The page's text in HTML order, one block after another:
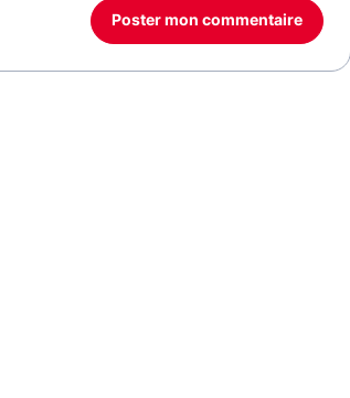
Poster mon commentaire